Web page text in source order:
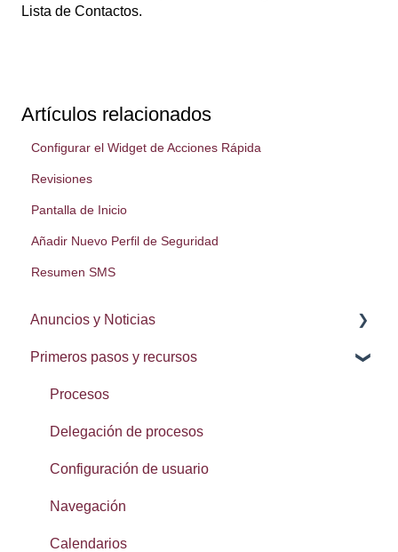
Lista de Contactos.
Artículos relacionados
Configurar el Widget de Acciones Rápida
Revisiones
Pantalla de Inicio
Añadir Nuevo Perfil de Seguridad
Resumen SMS
Anuncios y Noticias
Notas de la lanzamiento
Primeros pasos y recursos
Procesos
Delegación de procesos
Configuración de usuario
Navegación
Calendarios